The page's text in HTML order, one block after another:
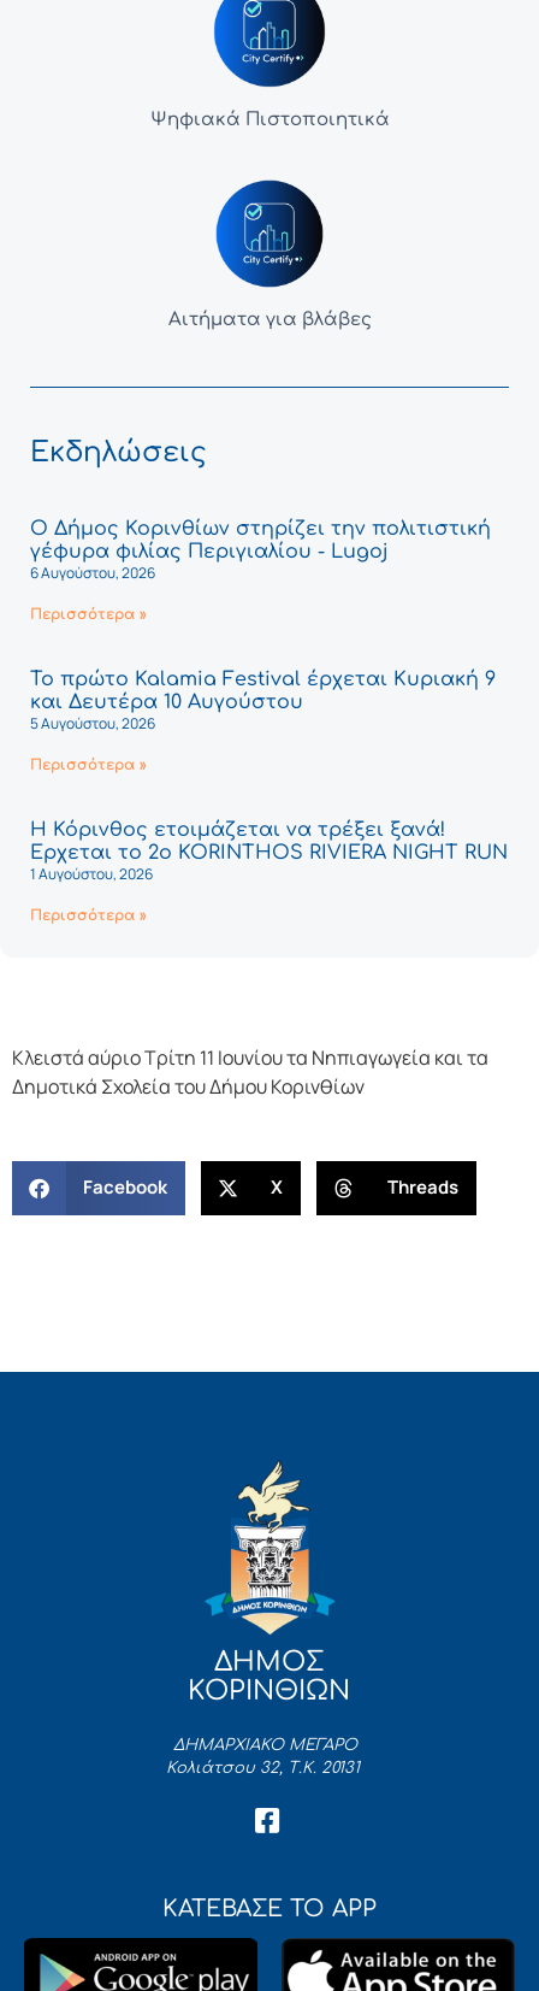
Ψηφιακά Πιστοποιητικά
Αιτήματα για βλάβες
Εκδηλώσεις
Ο Δήμος Κορινθίων στηρίζει την πολιτιστική
γέφυρα φιλίας Περιγιαλίου - Lugoj
6 Αυγούστου, 2026
Περισσότερα »
Το πρώτο Kalamia Festival έρχεται Κυριακή 9
και Δευτέρα 10 Αυγούστου
5 Αυγούστου, 2026
Περισσότερα »
Η Κόρινθος ετοιμάζεται να τρέξει ξανά!
Έρχεται το 2ο KORINTHOS RIVIERA NIGHT RUN
1 Αυγούστου, 2026
Περισσότερα »
Κλειστά αύριο Τρίτη 11 Ιουνίου τα Νηπιαγωγεία και τα
Δημοτικά Σχολεία του Δήμου Κορινθίων
Facebook X Threads
ΔΗΜΟΣ
ΚΟΡΙΝΘΙΩΝ
ΔΗΜΑΡΧΙΑΚΟ ΜΕΓΑΡΟ
Κολιάτσου 32, Τ.Κ. 20131
ΚΑΤΕΒΑΣΕ ΤΟ APP